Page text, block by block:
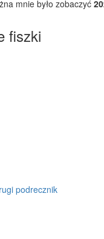
mnie było zobaczyć
fiszki
podrecznik